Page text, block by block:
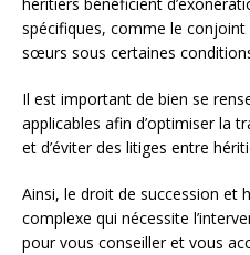
héritiers bénéficient
spécifiques, comme le
sœurs sous certaines
Il est important de bien se
applicables afin d’optimiser la
et d’éviter des litiges entre
Ainsi, le droit de succession et
complexe qui nécessite
pour vous conseiller et vous